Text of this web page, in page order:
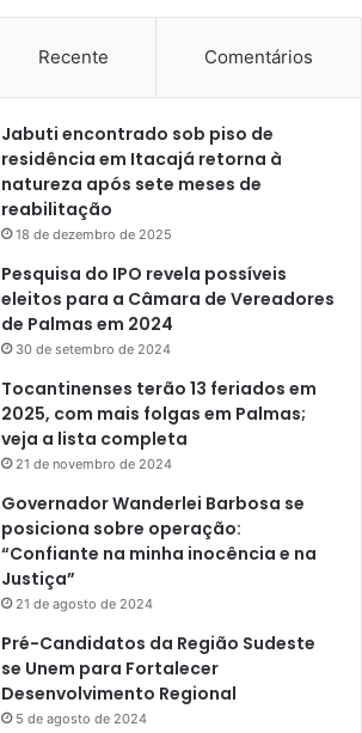
Recente Comentários
Jabuti encontrado sob piso de
residência em Itacajá retorna à
natureza após sete meses de
reabilitação
18 de dezembro de 2025
Pesquisa do IPO revela possíveis
eleitos para a Câmara de Vereadores
de Palmas em 2024
30 de setembro de 2024
Tocantinenses terão 13 feriados em
2025, com mais folgas em Palmas;
veja a lista completa
21 de novembro de 2024
Governador Wanderlei Barbosa se
posiciona sobre operação:
“Confiante na minha inocência e na
Justiça”
21 de agosto de 2024
Pré-Candidatos da Região Sudeste
se Unem para Fortalecer
Desenvolvimento Regional
5 de agosto de 2024